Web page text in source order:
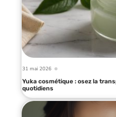
31 mai 2026
Yuka cosmétique : osez la
quotidiens